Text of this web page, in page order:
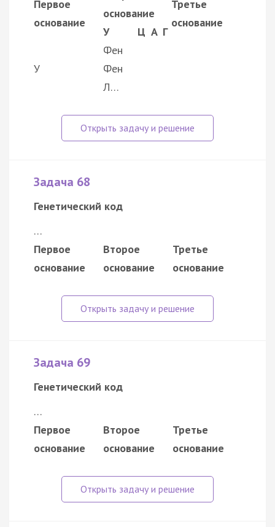
Первое
основание
основание
Третье
основание
У Ц А Г
У
Фен
Фен
Л…
Задача 68
Генетический код
…
Первое
основание
Второе
основание
Третье
основание
Задача 69
Генетический код
…
Первое
основание
Второе
основание
Третье
основание